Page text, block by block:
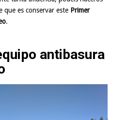
que es conservar este Primer
.
antibasura